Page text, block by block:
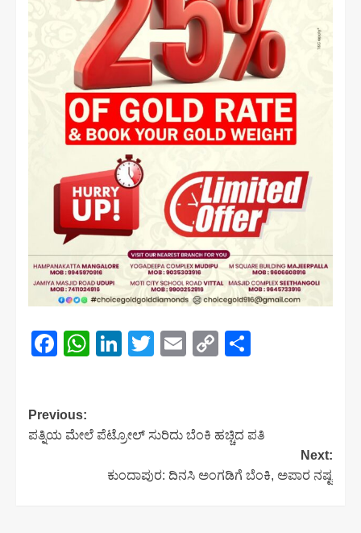
Facebook
WhatsApp
LinkedIn
Twitter
Email
Copy
Previous:
ಪತ್ನಿಯ ಮೇಲೆ ಪೆಟ್ರೋಲ್ ಸುರಿದು ಬೆಂಕಿ ಹಚ್ಚಿದ ಪತಿ
Next:
ಕುಂದಾಪುರ: ದಿನಸಿ ಅಂಗಡಿಗೆ ಬೆಂಕಿ, ಅಪಾರ ನಷ್ಟ